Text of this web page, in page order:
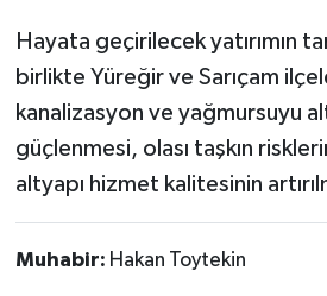
Hayata geçirilecek yatırımın
birlikte Yüreğir ve Sarıçam
kanalizasyon ve yağmursuyu
güçlenmesi, olası taşkın
altyapı hizmet kalitesinin
Muhabir: Hakan Toytekin